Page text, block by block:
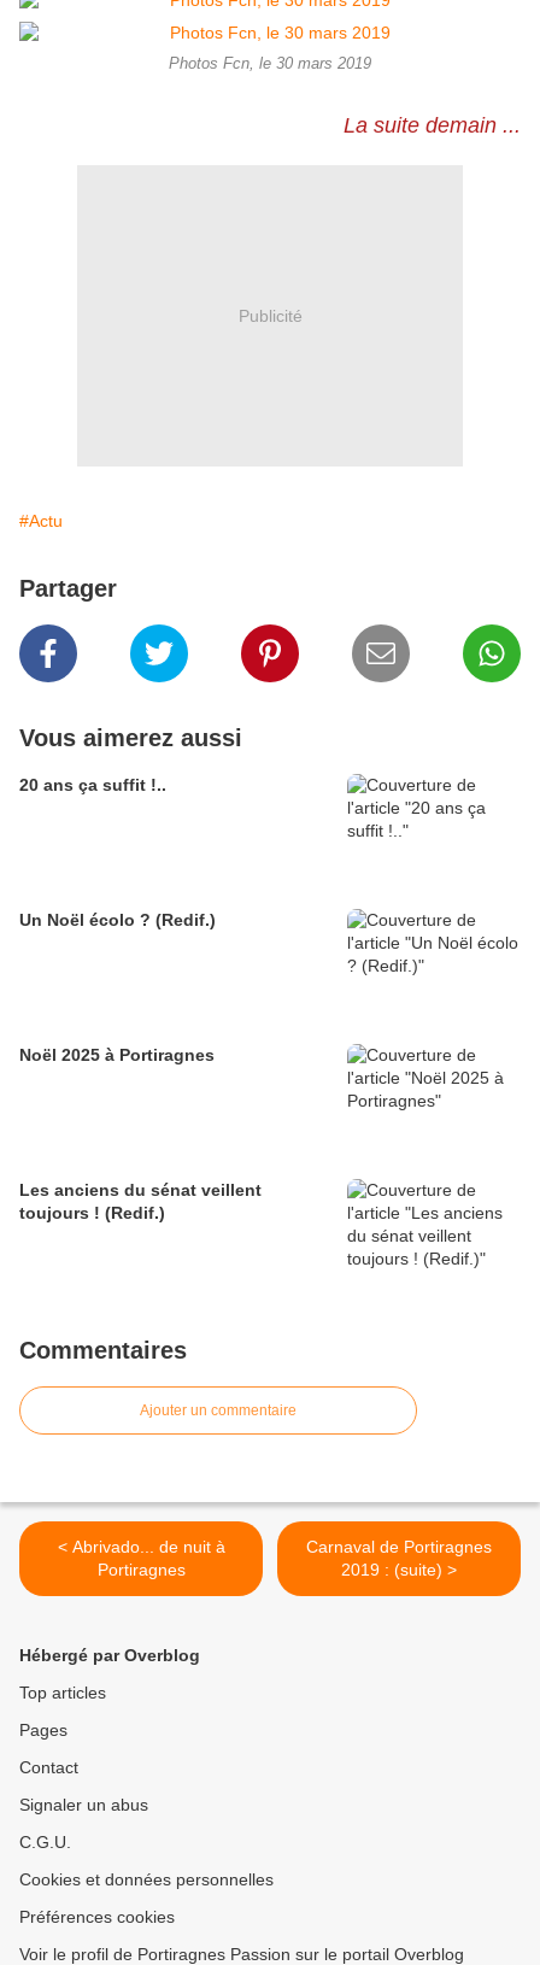
Photos Fcn, le 30 mars 2019
La suite demain ...
Publicité
#Actu
Partager
Vous aimerez aussi
20 ans ça suffit !..
Un Noël écolo ? (Redif.)
Noël 2025 à Portiragnes
Les anciens du sénat veillent
toujours ! (Redif.)
Commentaires
Ajouter un commentaire
< Abrivado... de nuit à
Portiragnes
Carnaval de Portiragnes
2019 : (suite) >
Hébergé par Overblog
Top articles
Pages
Contact
Signaler un abus
C.G.U.
Cookies et données personnelles
Préférences cookies
Voir le profil de Portiragnes Passion sur le portail Overblog